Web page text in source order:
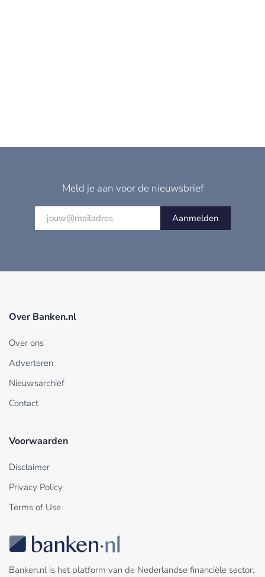
Meld je aan voor de nieuwsbrief
Aanmelden
Over Banken.nl
Over ons
Adverteren
Nieuwsarchief
Contact
Voorwaarden
Disclaimer
Privacy Policy
Terms of Use
Banken.nl is het platform van de Nederlandse financiële sector.